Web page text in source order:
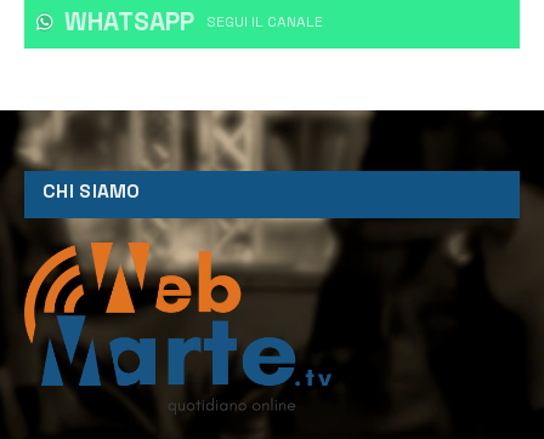
WHATSAPP ‎SEGUI IL CANALE
CHI SIAMO